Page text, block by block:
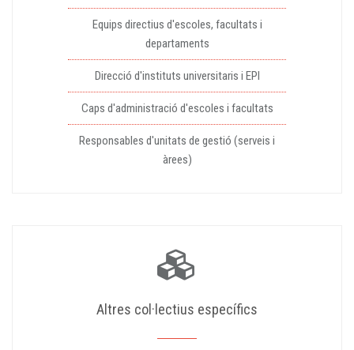
Equips directius d'escoles, facultats i
departaments
Direcció d'instituts universitaris i EPI
Caps d'administració d'escoles i facultats
Responsables d'unitats de gestió (serveis i
àrees)
Altres col·lectius específics